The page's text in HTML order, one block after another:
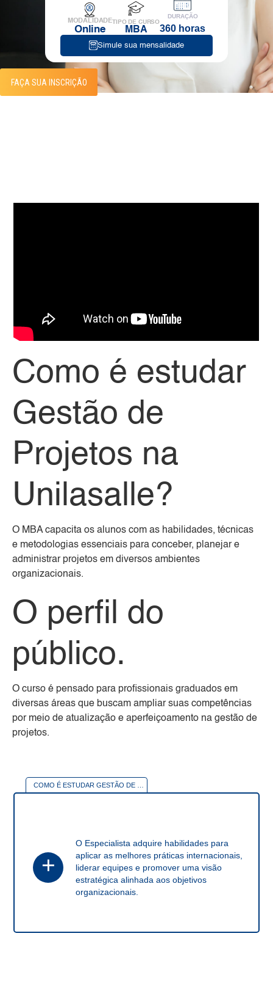
MODALIDADE
Online
TIPO DE CURSO
MBA
DURAÇÃO
360 horas
Simule sua mensalidade
FAÇA SUA INSCRIÇÃO
Como é estudar
Gestão de
Projetos na
Unilasalle?
O MBA capacita os alunos com as habilidades, técnicas
e metodologias essenciais para conceber, planejar e
administrar projetos em diversos ambientes
organizacionais.
O perfil do
público.
O curso é pensado para profissionais graduados em
diversas áreas que buscam ampliar suas competências
por meio de atualização e aperfeiçoamento na gestão de
projetos.
COMO É ESTUDAR GESTÃO DE PROJETOS
+
O Especialista adquire habilidades para
aplicar as melhores práticas internacionais,
liderar equipes e promover uma visão
estratégica alinhada aos objetivos
organizacionais.